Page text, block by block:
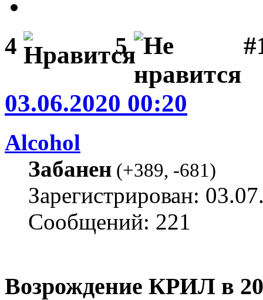
4 5
03.06.2020 00:20
Alcohol
Забанен (+389, -681)
Зарегистрирован:
Сообщений: 221
Возрождение КРИЛ в